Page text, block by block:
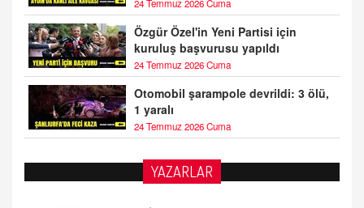
24 Temmuz 2026 Cuma
Özgür Özel'in Yeni Partisi için
kuruluş başvurusu yapıldı
24 Temmuz 2026 Cuma
Otomobil şarampole devrildi: 3 ölü,
1 yaralı
24 Temmuz 2026 Cuma
YAZARLAR
DOKTOR CİVANIM
Mastürbasyon ve Tatmin: Bir Keşif Yolculuğu